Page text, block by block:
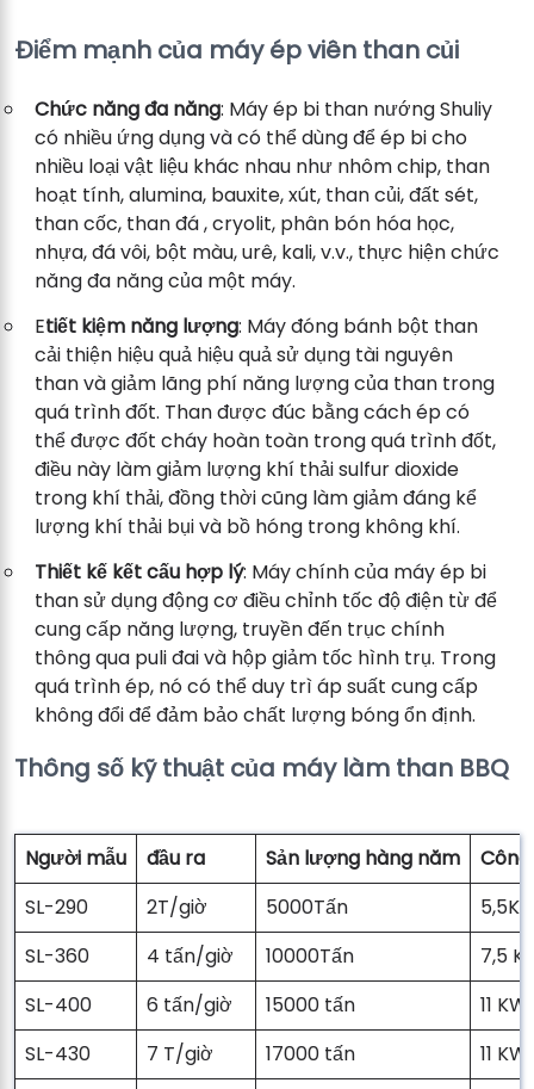
Điểm mạnh của máy ép viên than củi
Chức năng đa năng: Máy ép bi than nướng Shuliy
có nhiều ứng dụng và có thể dùng để ép bi cho
nhiều loại vật liệu khác nhau như nhôm chip, than
hoạt tính, alumina, bauxite, xút, than củi, đất sét,
than cốc, than đá , cryolit, phân bón hóa học,
nhựa, đá vôi, bột màu, urê, kali, v.v., thực hiện chức
năng đa năng của một máy.
Etiết kiệm năng lượng: Máy đóng bánh bột than
cải thiện hiệu quả hiệu quả sử dụng tài nguyên
than và giảm lãng phí năng lượng của than trong
quá trình đốt. Than được đúc bằng cách ép có
thể được đốt cháy hoàn toàn trong quá trình đốt,
điều này làm giảm lượng khí thải sulfur dioxide
trong khí thải, đồng thời cũng làm giảm đáng kể
lượng khí thải bụi và bồ hóng trong không khí.
Thiết kế kết cấu hợp lý: Máy chính của máy ép bi
than sử dụng động cơ điều chỉnh tốc độ điện từ để
cung cấp năng lượng, truyền đến trục chính
thông qua puli đai và hộp giảm tốc hình trụ. Trong
quá trình ép, nó có thể duy trì áp suất cung cấp
không đổi để đảm bảo chất lượng bóng ổn định.
Thông số kỹ thuật của máy làm than BBQ
Người mẫu đầu ra Sản lượng hàng năm
SL-290
2T/giờ 5000Tấn
SL-360
4 tấn/giờ 10000Tấn
7,5
SL-400
6 tấn/giờ 15000 tấn
11 KW
SL-430
7 T/giờ 17000 tấn
11 KW